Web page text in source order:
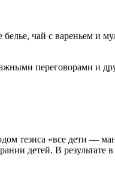
чай с вареньем и
переговорами и
тезиса «все дети —
детей. В результате